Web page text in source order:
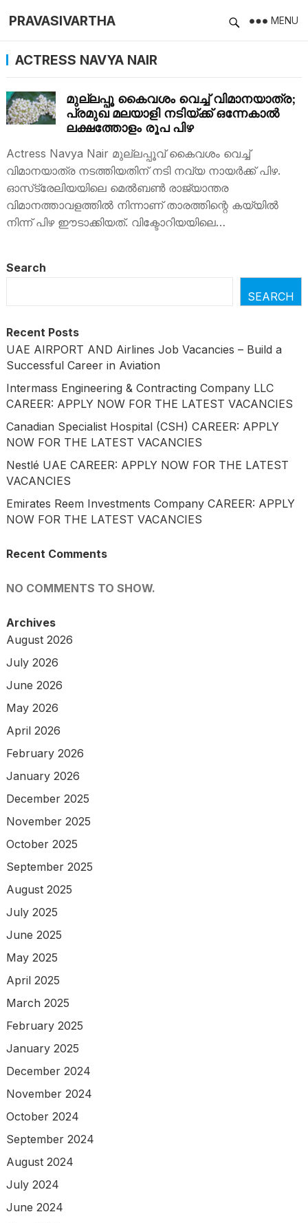
PRAVASIVARTHA MENU
ACTRESS NAVYA NAIR
മുല്ലപ്പൂ കൈവശം വെച്ച് വിമാനയാത്ര;
പ്രമുഖ മലയാളി നടിയ്ക്ക് ഒന്നേകാല്‍
ലക്ഷത്തോളം രൂപ പിഴ
Actress Navya Nair മുല്ലപ്പൂവ് കൈവശം വെച്ച്
വിമാനയാത്ര നടത്തിയതിന് നടി നവ്യ നായർക്ക് പിഴ.
ഓസ്‌ട്രേലിയയിലെ മെല്‍ബണ്‍ രാജ്യാന്തര
വിമാനത്താവളത്തിൽ നിന്നാണ് താരത്തിന്റെ കയ്യിൽ
നിന്ന് പിഴ ഈടാക്കിയത്. വിക്ടോറിയയിലെ…
Search
SEARCH
Recent Posts
UAE AIRPORT AND Airlines Job Vacancies – Build a
Successful Career in Aviation
Intermass Engineering & Contracting Company LLC
CAREER: APPLY NOW FOR THE LATEST VACANCIES
Canadian Specialist Hospital (CSH) CAREER: APPLY
NOW FOR THE LATEST VACANCIES
Nestlé UAE CAREER: APPLY NOW FOR THE LATEST
VACANCIES
Emirates Reem Investments Company CAREER: APPLY
NOW FOR THE LATEST VACANCIES
Recent Comments
NO COMMENTS TO SHOW.
Archives
August 2026
July 2026
June 2026
May 2026
April 2026
February 2026
January 2026
December 2025
November 2025
October 2025
September 2025
August 2025
July 2025
June 2025
May 2025
April 2025
March 2025
February 2025
January 2025
December 2024
November 2024
October 2024
September 2024
August 2024
July 2024
June 2024